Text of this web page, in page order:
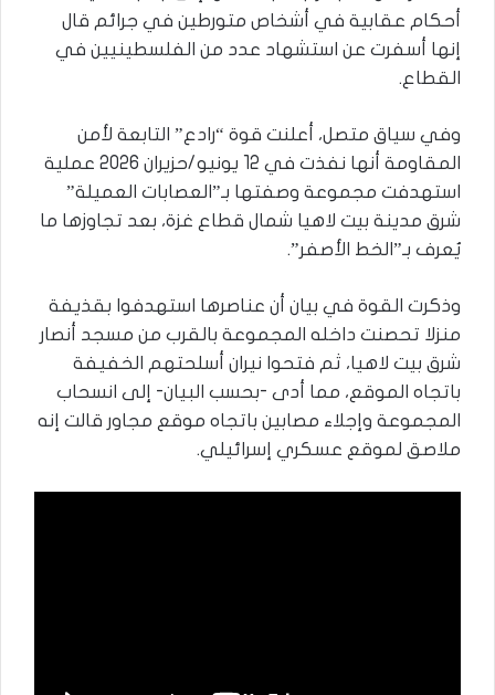
أحكام عقابية في أشخاص متورطين في جرائم قال
إنها أسفرت عن استشهاد عدد من الفلسطينيين في
القطاع.
وفي سياق متصل، أعلنت قوة “رادع” التابعة لأمن
المقاومة أنها نفذت في 12 يونيو/حزيران 2026 عملية
استهدفت مجموعة وصفتها بـ”العصابات العميلة”
شرق مدينة بيت لاهيا شمال قطاع غزة، بعد تجاوزها ما
يُعرف بـ”الخط الأصفر”.
وذكرت القوة في بيان أن عناصرها استهدفوا بقذيفة
منزلا تحصنت داخله المجموعة بالقرب من مسجد أنصار
شرق بيت لاهيا، ثم فتحوا نيران أسلحتهم الخفيفة
باتجاه الموقع، مما أدى -بحسب البيان- إلى انسحاب
المجموعة وإجلاء مصابين باتجاه موقع مجاور قالت إنه
ملاصق لموقع عسكري إسرائيلي.